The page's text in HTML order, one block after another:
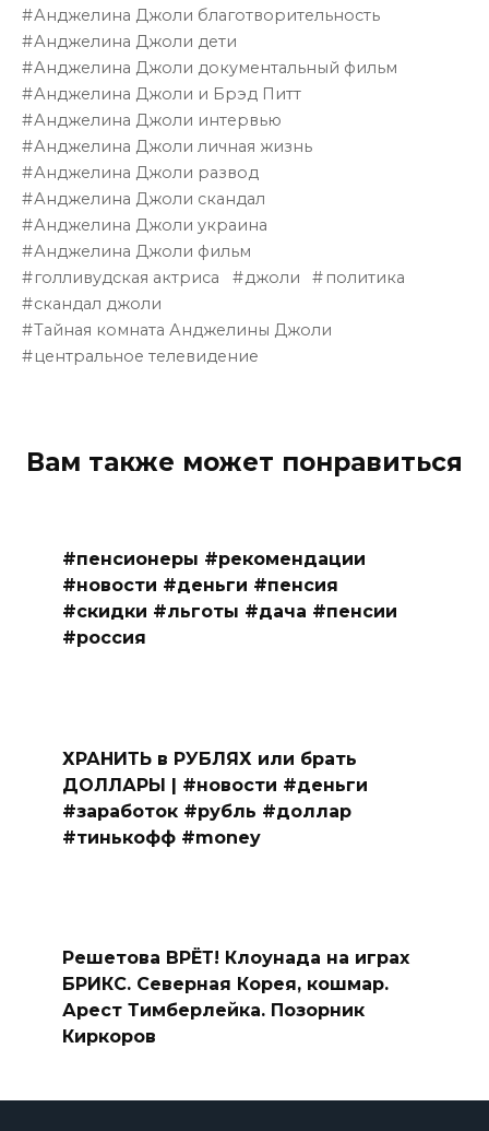
Анджелина Джоли благотворительность
Анджелина Джоли дети
Анджелина Джоли документальный фильм
Анджелина Джоли и Брэд Питт
Анджелина Джоли интервью
Анджелина Джоли личная жизнь
Анджелина Джоли развод
Анджелина Джоли скандал
Анджелина Джоли украина
Анджелина Джоли фильм
голливудская актриса
джоли
политика
скандал джоли
Тайная комната Анджелины Джоли
центральное телевидение
Вам также может понравиться
#пенсионеры #рекомендации
#новости #деньги #пенсия
#скидки #льготы #дача #пенсии
#россия
ХРАНИТЬ в РУБЛЯХ или брать
ДОЛЛАРЫ | #новости #деньги
#заработок #рубль #доллар
#тинькофф #money
Решетова ВРЁТ! Клоунада на играх
БРИКС. Северная Корея, кошмар.
Арест Тимберлейка. Позорник
Киркоров